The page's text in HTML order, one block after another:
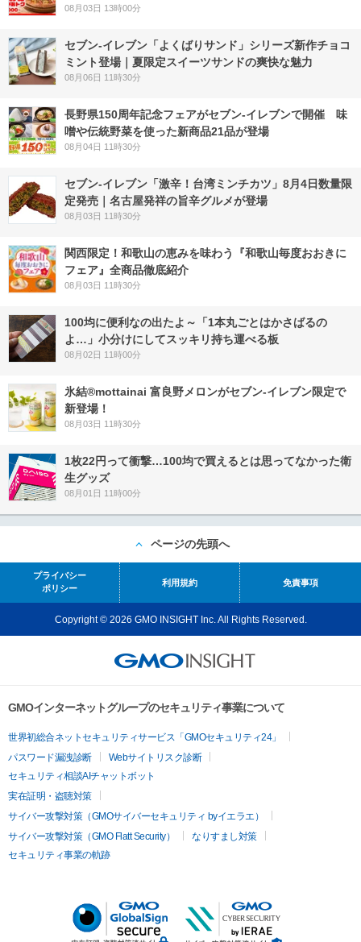
08月03日 13時00分
セブン‐イレブン「よくばりサンド」シリーズ新作チョコ
ミント登場｜夏限定スイーツサンドの爽快な魅力
08月06日 11時30分
長野県150周年記念フェアがセブン-イレブンで開催 味
噌や伝統野菜を使った新商品21品が登場
08月04日 11時30分
セブン-イレブン「激辛！台湾ミンチカツ」8月4日数量限
定発売｜名古屋発祥の旨辛グルメが登場
08月03日 11時30分
関西限定！和歌山の恵みを味わう『和歌山毎度おおきに
フェア』全商品徹底紹介
08月03日 11時30分
100均に便利なの出たよ～「1本丸ごとはかさばるの
よ…」小分けにしてスッキリ持ち運べる板
08月02日 11時00分
氷結®mottainai 富良野メロンがセブン‐イレブン限定で
新登場！
08月03日 11時30分
1枚22円って衝撃…100均で買えるとは思ってなかった衛
生グッズ
08月01日 11時00分
ページの先頭へ
プライバシー
ポリシー
利用規約 免責事項
Copyright © 2026 GMO INSIGHT Inc. All Rights Reserved.
GMOインターネットグループのセキュリティ事業について
世界初総合ネットセキュリティサービス「GMOセキュリティ24」
パスワード漏洩診断
Webサイトリスク診断
セキュリティ相談AIチャットボット
実在証明・盗聴対策
サイバー攻撃対策（GMOサイバーセキュリティ byイエラエ）
サイバー攻撃対策（GMO Flatt Security）
なりすまし対策
セキュリティ事業の軌跡